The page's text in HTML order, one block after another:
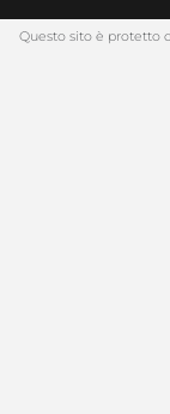
Questo sito è protetto